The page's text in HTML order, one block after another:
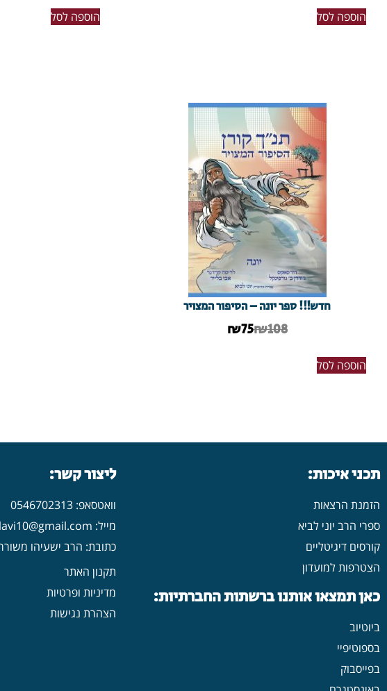
הוספה לסל הוספה לסל
חדש!!! ספר יונה – הסיפור המצויר
₪108
₪75
הוספה לסל
תכני איכות:
הזמנת הרצאות
ספרי הרב יוני לביא
קורסים דיגיטליים
הצטרפות למועדון
כאן תמצאו אותנו ברשתות החברתיות:
ביוטיוב
בספוטיפיי
בפייסבוק
ליצור קשר:
וואטסאפ: 0546702313
מייל: yonilavi10@gmail.com
כתובת: הרב ישעיהו משורר 20/4 פתח
תקנון האתר
מדיניות ופרטיות
הצהרת נגישות